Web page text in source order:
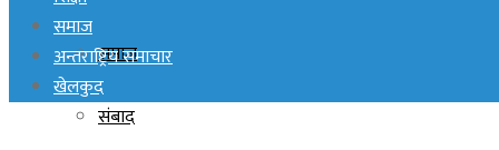
समाज
संबाद
समाज
अन्तराष्ट्रिय समाचार
खेलकुद